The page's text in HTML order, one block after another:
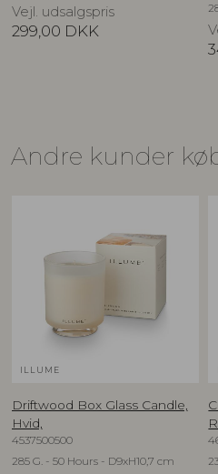
Vejl. udsalgspris
299,00 DKK
Andre kunder
ILLUME
Driftwood Box Glass Candle,
Hvid,
4537500500
285 G. - 50 Hours - D9xH10,7 cm